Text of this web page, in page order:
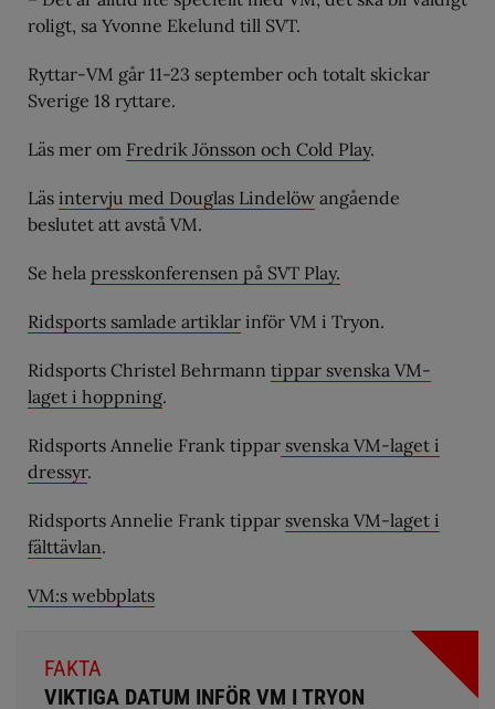
roligt, sa Yvonne Ekelund till SVT.
Ryttar-VM går 11-23 september och totalt skickar
Sverige 18 ryttare.
Läs mer om Fredrik Jönsson och Cold Play.
Läs intervju med Douglas Lindelöw angående
beslutet att avstå VM.
Se hela presskonferensen på SVT Play.
Ridsports samlade artiklar inför VM i Tryon.
Ridsports Christel Behrmann tippar svenska VM-
laget i hoppning.
Ridsports Annelie Frank tippar svenska VM-laget i
dressyr.
Ridsports Annelie Frank tippar svenska VM-laget i
fälttävlan.
VM:s webbplats
FAKTA
VIKTIGA DATUM INFÖR VM I TRYON